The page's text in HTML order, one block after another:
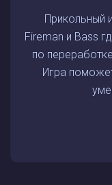
Прикольный
Fireman и Bass
по
Игра